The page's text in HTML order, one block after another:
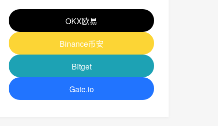
OKX欧易
Binance币安
Bitget
Gate.io